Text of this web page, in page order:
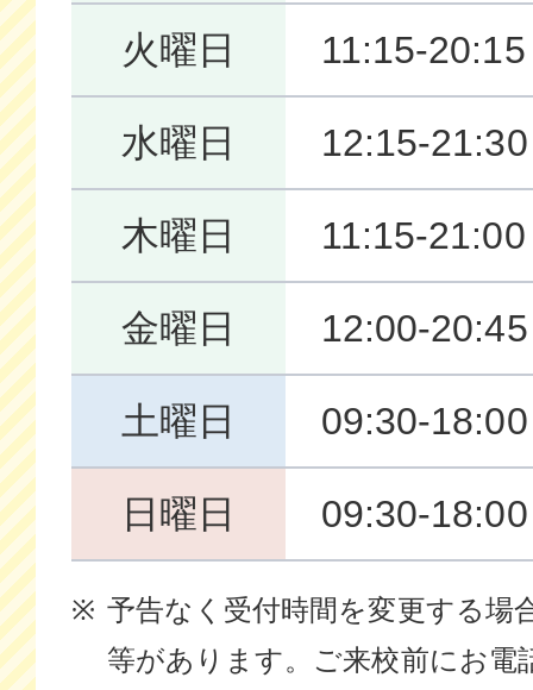
火曜日 11:15-20:15
水曜日 12:15-21:30
木曜日 11:15-21:00
金曜日 12:00-20:45
土曜日 09:30-18:00
日曜日 09:30-18:00
予告なく受付時間を変更する場
等があります。ご来校前にお電